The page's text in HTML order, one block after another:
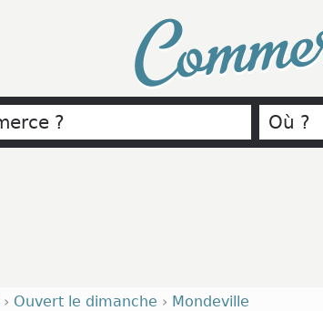
› Ouvert le dimanche › Mondeville